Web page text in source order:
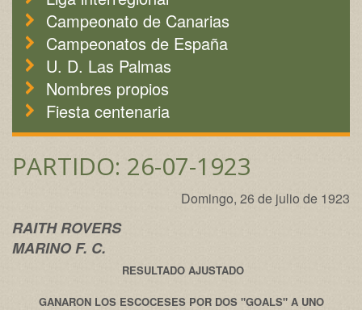
Campeonato de Canarias
Campeonatos de España
U. D. Las Palmas
Nombres propios
Fiesta centenaria
PARTIDO: 26-07-1923
Domingo, 26 de julio de 1923
RAITH ROVERS
MARINO F. C.
RESULTADO AJUSTADO
GANARON LOS ESCOCESES POR DOS "GOALS" A UNO